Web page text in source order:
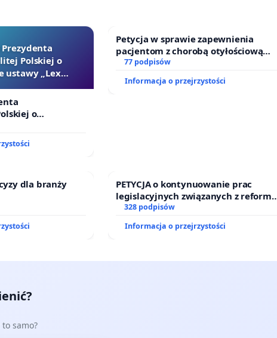
Polskiej o
ustawy „Lex
o
„Lex Szarlatan”
Petycja w sprawie zapewnienia
pacjentom z chorobą otyłościową
dostępu do kompleksowego leczenia
77 podpisów
Informacja o przejrzystości
dla branży
PETYCJA o kontynuowanie prac
legislacyjnych związanych z reformą
prawa rodzinnego
328 podpisów
Informacja o przejrzystości
samo?